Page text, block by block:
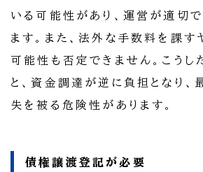
いる可能性があり、運営が適切
ます。また、法外な手数料を課す
可能性も否定できません。こうし
と、資金調達が逆に負担となり、
失を被る危険性があります。
債権譲渡登記が必要